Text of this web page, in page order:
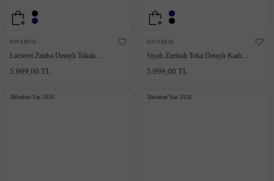
DIVARESE
Lacivert Zımba Detaylı Tokalı
Kadın Ayakkabı
5.999,00 TL
DIVARESE
Siyah Zımbalı Toka Detaylı Kadın
Loafer
5.999,00 TL
İlkbahar/Yaz 2026 İlkbahar/Yaz 2026